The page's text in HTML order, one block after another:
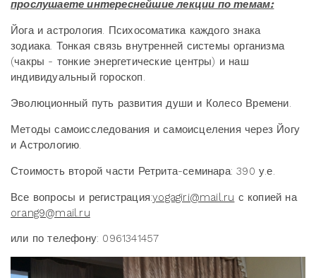
прослушаете интереснейшие лекции по темам:
Йога и астрология. Психосоматика каждого знака
зодиака. Тонкая связь внутренней системы организма
(чакры - тонкие энергетические центры) и наш
индивидуальный гороскоп.
Эволюционный путь развития души и Колесо Времени.
Методы самоисследования и самоисцеления через Йогу
и Астрологию.
Стоимость второй части Ретрита-семинара: 390 у.е.
Все вопросы и регистрация:yogagiri@mail.ru с копией на
orang9@mail.ru
или по телефону: 0961341457